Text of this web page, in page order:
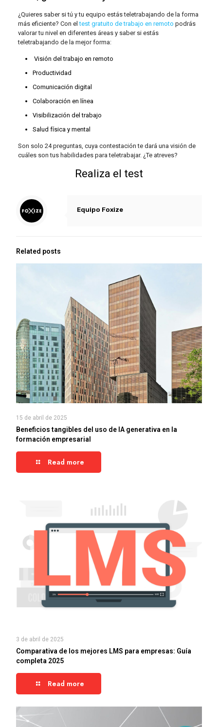
¿Quieres saber si tú y tu equipo estás teletrabajando de la forma
más eficiente? Con eltest gratuito de trabajo en remoto podrás
valorar tu nivel en diferentes áreas y saber si estás
teletrabajando de la mejor forma:
Visión del trabajo en remoto
Productividad
Comunicación digital
Colaboración en línea
Visibilización del trabajo
Salud física y mental
Son solo 24 preguntas, cuya contestación te dará una visión de
cuáles son tus habilidades para teletrabajar. ¿Te atreves?
Realiza el test
Equipo Foxize
Related posts
15 de abril de 2025
Beneficios tangibles del uso de IA generativa en la
formación empresarial
Read more
3 de abril de 2025
Comparativa de los mejores LMS para empresas: Guía
completa 2025
Read more